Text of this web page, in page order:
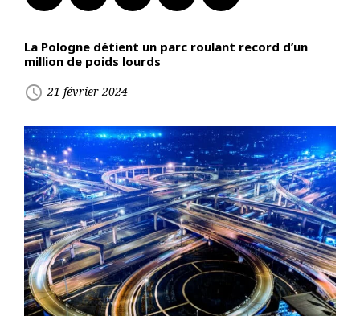
La Pologne détient un parc roulant record d’un
million de poids lourds
access_time 21 février 2024